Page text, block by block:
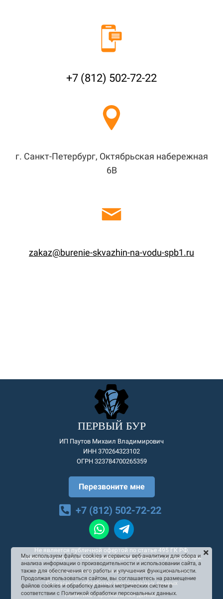
+7 (812) 502-72-22
г. Санкт-Петербург, Октябрьская набережная
6В
zakaz@burenie-skvazhin-na-vodu-spb1.ru
ПЕРВЫЙ БУР
ИП Паутов Михаил Владимирович
ИНН 370264323102
ОГРН 323784700265359
Перезвоните мне
+7 (812) 502-72-22
Не является публичной офертой по статье 495 ГК РФ.
Стоимость услуг и товаров необходимо уточнять у менеджера.
Согласие на рекламную и информационную рассылку
Согласие на обработку персональных данных
Политика персональных данных
Мы используем файлы cookies и сервисы веб-аналитики для сбора и
анализа информации о производительности и использовании сайта, а
также для обеспечения его работы и улучшения функциональности.
Продолжая пользоваться сайтом, вы соглашаетесь на размещение
файлов cookies и обработку данных метрических систем в
соответствии с Политикой обработки персональных данных.